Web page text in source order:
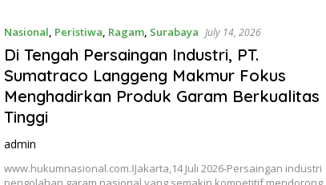
Nasional, Peristiwa, Ragam, Surabaya July 14, 2026
Di Tengah Persaingan Industri, PT.
Sumatraco Langgeng Makmur Fokus
Menghadirkan Produk Garam Berkualitas
Tinggi
admin
www.hukumnasional.com.ǁJakarta,14 Juli 2026-Persaingan industri